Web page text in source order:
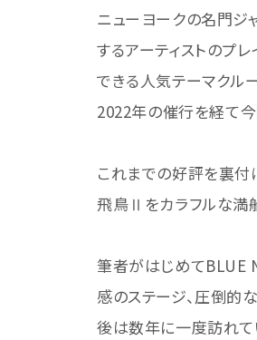
ニューヨークの名門ジ
するアーティストのプ
できる人気テーマクル
2022年の催行を経て
これまでの好評を裏付
飛鳥Ⅱをカラフルな満
筆者がはじめてBLUE
感のステージ、圧倒的
後は数年に一度訪れて